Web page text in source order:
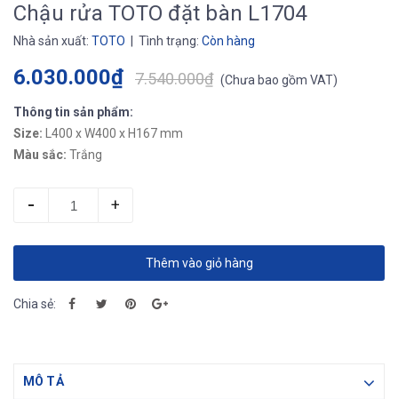
Chậu rửa TOTO đặt bàn L1704
Nhà sản xuất: TOTO | Tình trạng: Còn hàng
6.030.000₫ 7.540.000₫ (Chưa bao gồm VAT)
Thông tin sản phẩm:
Size: L400 x W400 x H167 mm
Màu sắc: Trắng
- +
Thêm vào giỏ hàng
Chia sẻ:
MÔ TẢ